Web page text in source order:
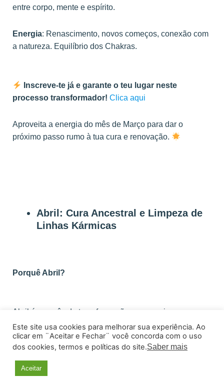
entre corpo, mente e espírito.
Energia: Renascimento, novos começos, conexão com
a natureza. Equilíbrio dos Chakras.
Inscreve-te já e garante o teu lugar neste
processo transformador! Clica aqui
Aproveita a energia do mês de Março para dar o
próximo passo rumo à tua cura e renovação.
Abril: Cura Ancestral e Limpeza de
Linhas Kármicas
Porquê Abril?
Abril é um mês de transformação, com a primavera em
pleno crescimento. É um período ideal para limpar
padrões kármicos e energias ancestrais, abrindo
espaço para novos começos, livre de fardos do
passado. Continuamos a celebrar a natureza e
fortalecemos a nossa conexão com a Terra, buscando a
Este site usa cookies para melhorar sua experiência. Ao
clicar em ¨Aceitar e Fechar¨ você concorda com o uso
dos cookies, termos e políticas do site.Saber mais
Aceitar